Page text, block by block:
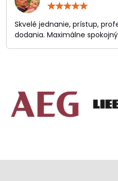
/
5
Skvelé jednanie, prístup,
dodania. Maximálne spokojný